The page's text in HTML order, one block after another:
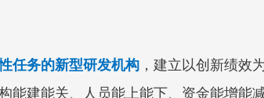
任务的新型研发机构 ，建立以创新绩效
建能关、人员能上能下、资金能增能减